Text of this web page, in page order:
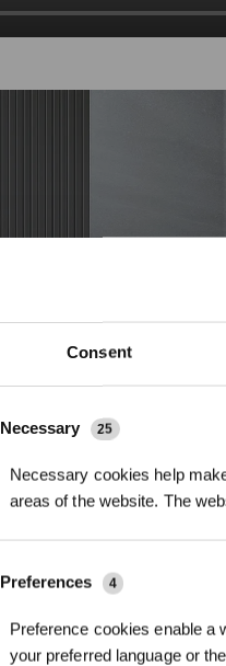
Consent
Necessary
25
Necessary cookies help
areas of the website. The
Preferences 4
Preference cookies enable a
your preferred language or